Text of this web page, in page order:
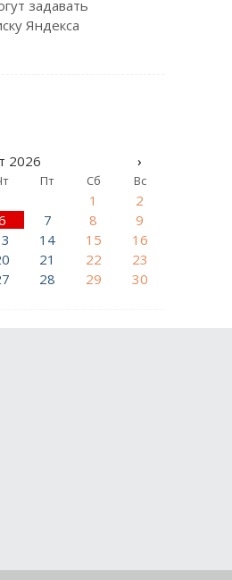
задавать
Яндекса
2026 ›
Пт Сб Вс
1
2
7 8
9
14 15
16
21 22
23
28 29
30